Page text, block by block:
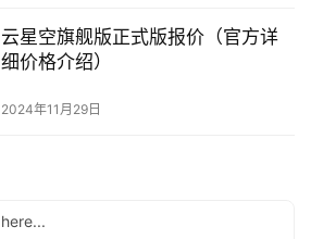
云星空旗舰版正式版报价（官方详
细价格介绍）
2024年11月29日